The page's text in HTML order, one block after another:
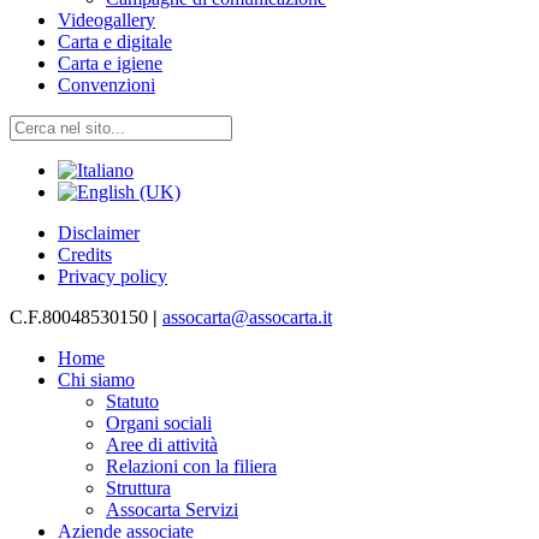
Videogallery
Carta e digitale
Carta e igiene
Convenzioni
Disclaimer
Credits
Privacy policy
C.F.80048530150 | assocarta@assocarta.it
Home
Chi siamo
Statuto
Organi sociali
Aree di attività
Relazioni con la filiera
Struttura
Assocarta Servizi
Aziende associate